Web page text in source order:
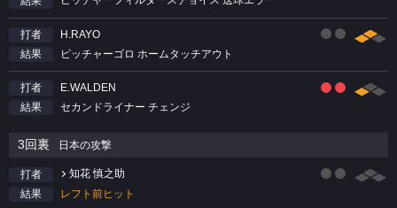
打者
H.RAYO
結果
ピッチャーゴロ ホームタッチアウト
打者
E.WALDEN
結果
セカンドライナー チェンジ
3回裏 日本の攻撃
打者
知花 慎之助
結果
レフト前ヒット